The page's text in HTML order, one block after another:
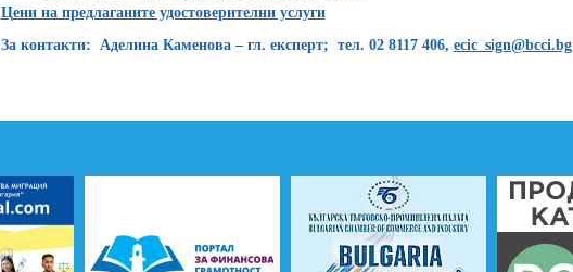
Цени на предлаганите удостоверителни услуги
За контакти: Аделина Каменова – гл. експерт; тел. 02 8117 406, ecic_sign@bcci.bg